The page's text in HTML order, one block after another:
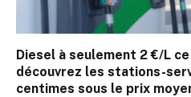
Diesel à seulement 2 €/L
découvrez les stations-
centimes sous le prix